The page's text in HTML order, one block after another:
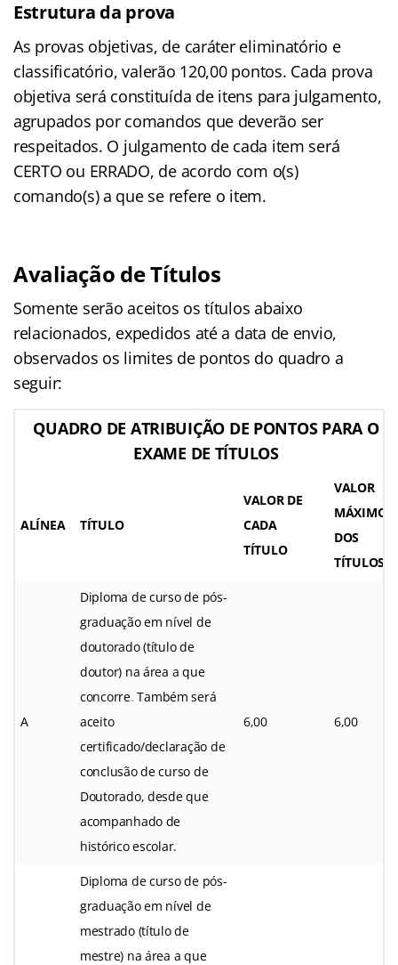
Estrutura da prova
As provas objetivas, de caráter eliminatório e
classificatório, valerão 120,00 pontos. Cada prova
objetiva será constituída de itens para julgamento,
agrupados por comandos que deverão ser
respeitados. O julgamento de cada item será
CERTO ou ERRADO, de acordo com o(s)
comando(s) a que se refere o item.
Avaliação de Títulos
Somente serão aceitos os títulos abaixo
relacionados, expedidos até a data de envio,
observados os limites de pontos do quadro a
seguir:
QUADRO DE ATRIBUIÇÃO DE PONTOS PARA O
EXAME DE TÍTULOS
ALÍNEA TÍTULO
VALOR DE
CADA
TÍTULO
VALOR
MÁXIMO
DOS
TÍTULOS
A
Diploma de curso de pós-
graduação em nível de
doutorado (título de
doutor) na área a que
concorre.Também será
aceito
certificado/declaração de
conclusão de curso de
Doutorado, desde que
acompanhado de
histórico escolar.
6,00 6,00
Diploma de curso de pós-
graduação em nível de
mestrado (título de
mestre) na área a que